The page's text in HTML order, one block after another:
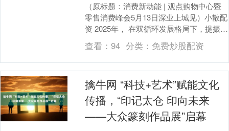
（原标题：消费新动能 | 观点购物中心暨
零售消费峰会5月13日深业上城见）小散配
资 2025年， 在双循环发展格局下，提振消
费已成为经济复苏的核心引擎。持续发
力....
查看：94 分类： 免费炒股配资
擒牛网 “科技+艺术”赋能文化
传播，“印记太仓 印向未来
——大众篆刻作品展”启幕